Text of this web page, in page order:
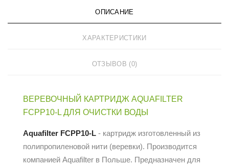
ОПИСАНИЕ
ХАРАКТЕРИСТИКИ
ОТЗЫВОВ (0)
ВЕРЕВОЧНЫЙ КАРТРИДЖ AQUAFILTER
FCPP10-L ДЛЯ ОЧИСТКИ ВОДЫ
Aquafilter FCPP10-L - картридж изготовленный из
полипропиленовой нити (веревки). Производится
компанией Aquafilter в Польше. Предназначен для